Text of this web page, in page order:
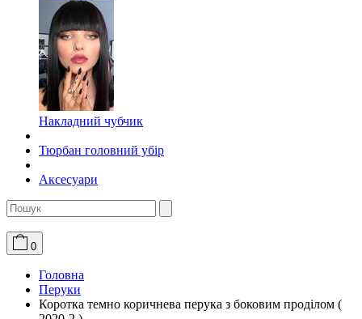
Накладний чубчик
Тюрбан головний убір
Аксесуари
0
Головна
Перуки
Коротка темно коричнева перука з боковим проділом (